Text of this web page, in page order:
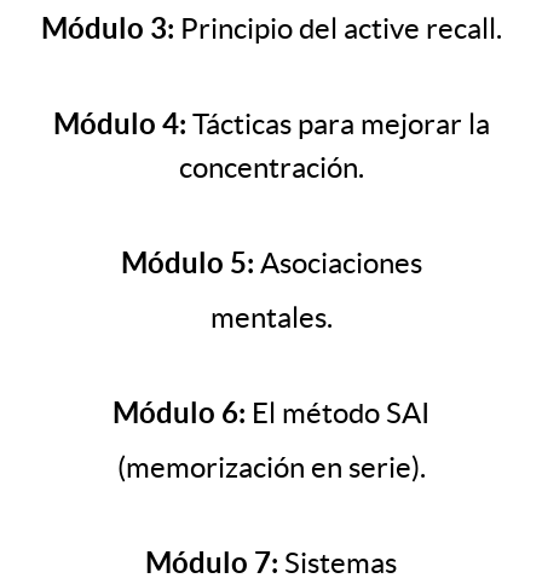
Módulo 3: Principio del active recall.
Módulo 4: Tácticas para mejorar la
concentración.
Módulo 5: Asociaciones
mentales.
Módulo 6: El método SAI
(memorización en serie).
Módulo 7: Sistemas